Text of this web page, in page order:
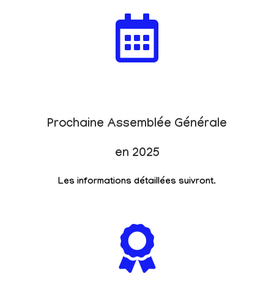
Prochaine Assemblée Générale
en 2025
Les informations détaillées suivront.